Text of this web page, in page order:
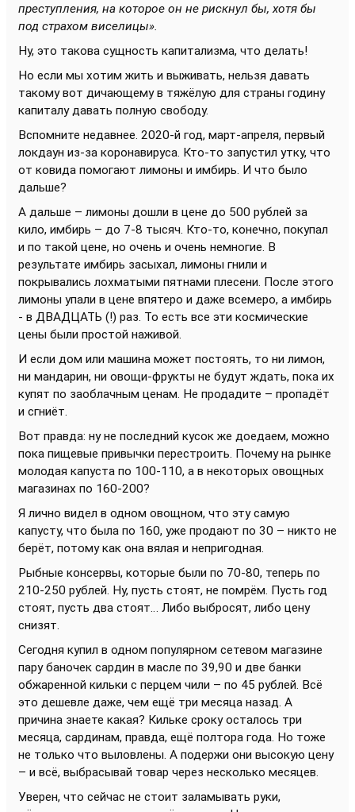
преступления, на которое он не рискнул бы, хотя бы
под страхом виселицы».
Ну, это такова сущность капитализма, что делать!
Но если мы хотим жить и выживать, нельзя давать
такому вот дичающему в тяжёлую для страны годину
капиталу давать полную свободу.
Вспомните недавнее. 2020-й год, март-апреля, первый
локдаун из-за коронавируса. Кто-то запустил утку, что
от ковида помогают лимоны и имбирь. И что было
дальше?
А дальше – лимоны дошли в цене до 500 рублей за
кило, имбирь – до 7-8 тысяч. Кто-то, конечно, покупал
и по такой цене, но очень и очень немногие. В
результате имбирь засыхал, лимоны гнили и
покрывались лохматыми пятнами плесени. После этого
лимоны упали в цене впятеро и даже всемеро, а имбирь
- в ДВАДЦАТЬ (!) раз. То есть все эти космические
цены были простой наживой.
И если дом или машина может постоять, то ни лимон,
ни мандарин, ни овощи-фрукты не будут ждать, пока их
купят по заоблачным ценам. Не продадите – пропадёт
и сгниёт.
Вот правда: ну не последний кусок же доедаем, можно
пока пищевые привычки перестроить. Почему на рынке
молодая капуста по 100-110, а в некоторых овощных
магазинах по 160-200?
Я лично видел в одном овощном, что эту самую
капусту, что была по 160, уже продают по 30 – никто не
берёт, потому как она вялая и непригодная.
Рыбные консервы, которые были по 70-80, теперь по
210-250 рублей. Ну, пусть стоят, не помрём. Пусть год
стоят, пусть два стоят… Либо выбросят, либо цену
снизят.
Сегодня купил в одном популярном сетевом магазине
пару баночек сардин в масле по 39,90 и две банки
обжаренной кильки с перцем чили – по 45 рублей. Всё
это дешевле даже, чем ещё три месяца назад. А
причина знаете какая? Кильке сроку осталось три
месяца, сардинам, правда, ещё полтора года. Но тоже
не только что выловлены. А подержи они высокую цену
– и всё, выбрасывай товар через несколько месяцев.
Уверен, что сейчас не стоит заламывать руки,